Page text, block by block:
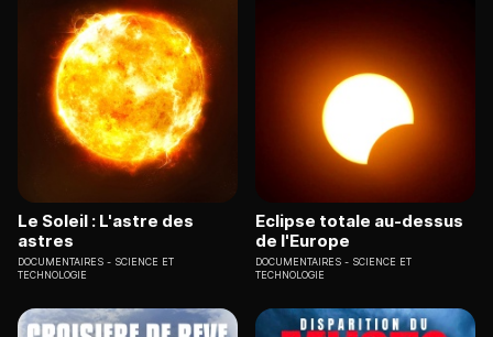
Le Soleil : L'astre des
astres
DOCUMENTAIRES
SCIENCE ET
TECHNOLOGIE
Eclipse totale au-dessus
de l'Europe
DOCUMENTAIRES
SCIENCE ET
TECHNOLOGIE